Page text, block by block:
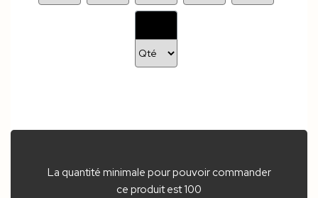
La quantité minimale pour pouvoir commander
ce produit est 100